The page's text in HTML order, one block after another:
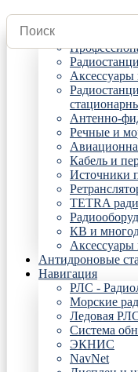
Радиостанции
Аксессуары
Антенно-
Речные и
Кабель и
Источники
TETRA
КВ и
Аксессуары
Антидроновые
Навигация
РЛС -
Морские
Ледовая
Система
ЭКНИС
NavNet